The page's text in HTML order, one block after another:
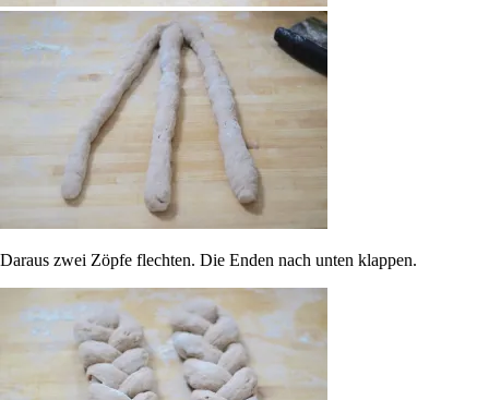
Daraus zwei Zöpfe flechten. Die Enden nach unten klappen.